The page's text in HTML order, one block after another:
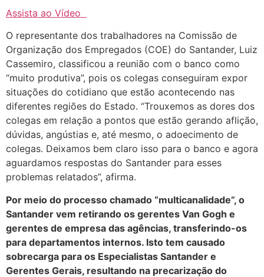
Assista ao Vídeo
O representante dos trabalhadores na Comissão de
Organização dos Empregados (COE) do Santander, Luiz
Cassemiro, classificou a reunião com o banco como
“muito produtiva”, pois os colegas conseguiram expor
situações do cotidiano que estão acontecendo nas
diferentes regiões do Estado. “Trouxemos as dores dos
colegas em relação a pontos que estão gerando aflição,
dúvidas, angústias e, até mesmo, o adoecimento de
colegas. Deixamos bem claro isso para o banco e agora
aguardamos respostas do Santander para esses
problemas relatados”, afirma.
Por meio do processo chamado “multicanalidade”, o
Santander vem retirando os gerentes Van Gogh e
gerentes de empresa das agências, transferindo-os
para departamentos internos. Isto tem causado
sobrecarga para os Especialistas Santander e
Gerentes Gerais, resultando na precarização do